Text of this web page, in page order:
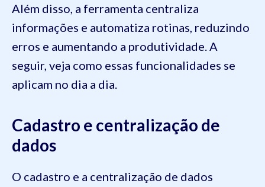
Além disso, a ferramenta centraliza
informações e automatiza rotinas, reduzindo
erros e aumentando a produtividade. A
seguir, veja como essas funcionalidades se
aplicam no dia a dia.
Cadastro e centralização de
dados
O cadastro e a centralização de dados